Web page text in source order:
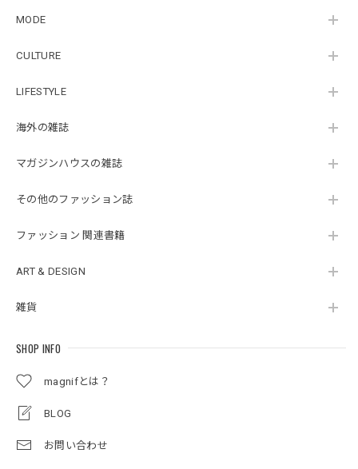
MODE
CULTURE
LIFESTYLE
海外の雑誌
マガジンハウスの雑誌
その他のファッション誌
ファッション 関連書籍
ART & DESIGN
雑貨
SHOP INFO
magnifとは？
BLOG
お問い合わせ